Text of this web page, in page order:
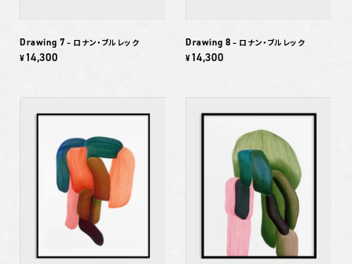
Drawing 7 – ロナン・ブルレック
¥14,300
Drawing 8 – ロナン・ブルレック
¥14,300